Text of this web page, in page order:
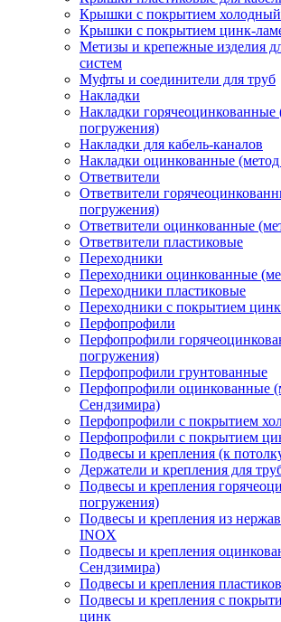
Крышки с покрытием
Крышки с покрытием цинк-
Метизы и крепежные изделия
систем
Муфты и соединители для труб
Накладки
Накладки горячеоцинкованные
погружения)
Накладки для кабель-каналов
Накладки оцинкованные
Ответвители
Ответвители
погружения)
Ответвители оцинкованные
Ответвители пластиковые
Переходники
Переходники оцинкованные
Переходники пластиковые
Переходники с покрытием
Перфопрофили
Перфопрофили
погружения)
Перфопрофили грунтованные
Перфопрофили оцинкованные
Сендзимира)
Перфопрофили с покрытием
Перфопрофили с покрытием
Подвесы и крепления (к
Держатели и крепления для
Подвесы и крепления
погружения)
Подвесы и крепления из
INOX
Подвесы и крепления
Сендзимира)
Подвесы и крепления
Подвесы и крепления с
цинк